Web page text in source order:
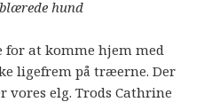
hund
for at komme hjem med
ligefrem på træerne. Der
elg. Trods Cathrine